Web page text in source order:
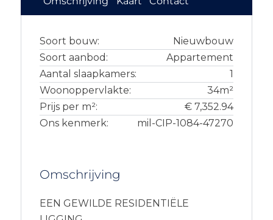
Soort bouw:
Nieuwbouw
Soort aanbod:
Appartement
Aantal slaapkamers:
1
Woonoppervlakte:
34m²
Prijs per m²:
€ 7,352.94
Ons kenmerk:
mil-CIP-1084-47270
Omschrijving
EEN GEWILDE RESIDENTIËLE